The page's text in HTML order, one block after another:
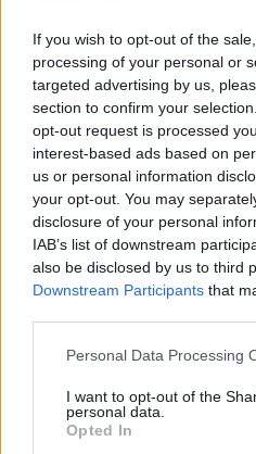
If you wish to opt-out of the
processing of your personal or
targeted advertising by us,
section to confirm your
opt-out request is processed
interest-based ads based on
us or personal information
your opt-out. You may
disclosure of your personal
IAB’s list of downstream
also be disclosed by us to third
Downstream Participants that
Please note that this website/
not limited to your visit or usage
grant or deny consent to
use your data for below
Personal Data Processing
I want to opt-out of the
personal data.
Opted In
59 anni e faceva il fornaio.
quando, in piazza San
si è scontrato con un
portato d’urgenza in
dopo.
Sempre lo stesso giorno, a
Dario Antonini, un uomo di
moto, una Honda CBR, si è
Anche per lui non c’è stato
La sicurezza
Con questi ultimi incidenti,
morte sulle strade di Roma